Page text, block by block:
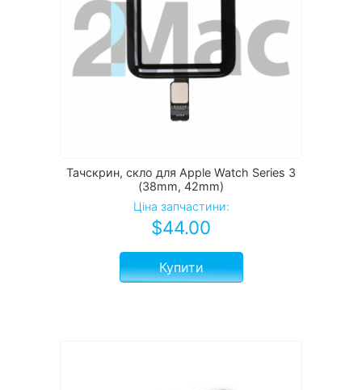
Тачскрин, скло для Apple Watch Series 3
(38mm, 42mm)
Ціна запчастини:
$44.00
Купити